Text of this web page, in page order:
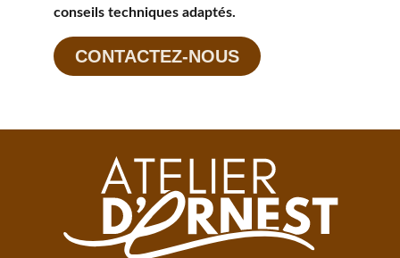
conseils techniques adaptés.
CONTACTEZ-NOUS